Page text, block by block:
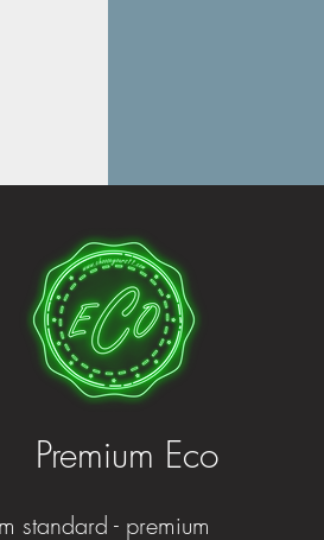
Premium Eco
standard - premium